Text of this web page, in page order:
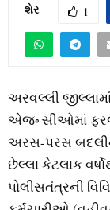
શેર 1
અરવલ્લી
એજન્સીઓમાં ફરજ
અરસ-પરસ
છેલ્લા કેટલાક
પોલીસતંત્રની